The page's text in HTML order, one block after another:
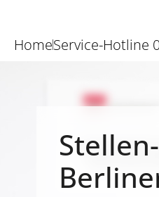
HomeService-Hotline